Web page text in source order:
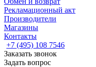
Рекламационный акт
Производители
Магазины
Контакты
+7 (495) 108 7546
Заказать звонок
Задать вопрос